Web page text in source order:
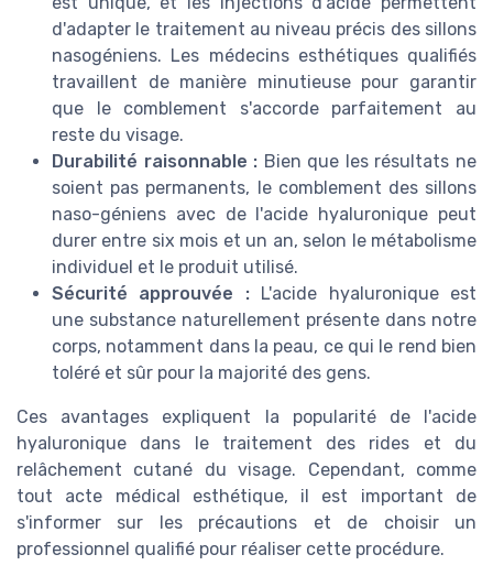
d'adapter le traitement au niveau précis des sillons
nasogéniens. Les médecins esthétiques qualifiés
travaillent de manière minutieuse pour garantir
que le comblement s'accorde parfaitement au
reste du visage.
Durabilité raisonnable : Bien que les résultats ne
soient pas permanents, le comblement des sillons
naso-géniens avec de l'acide hyaluronique peut
durer entre six mois et un an, selon le métabolisme
individuel et le produit utilisé.
Sécurité approuvée :L'acide hyaluronique est
une substance naturellement présente dans notre
corps, notamment dans la peau, ce qui le rend bien
toléré et sûr pour la majorité des gens.
Ces avantages expliquent la popularité de l'acide
hyaluronique dans le traitement des rides et du
relâchement cutané du visage. Cependant, comme
tout acte médical esthétique, il est important de
s'informer sur les précautions et de choisir un
professionnel qualifié pour réaliser cette procédure.